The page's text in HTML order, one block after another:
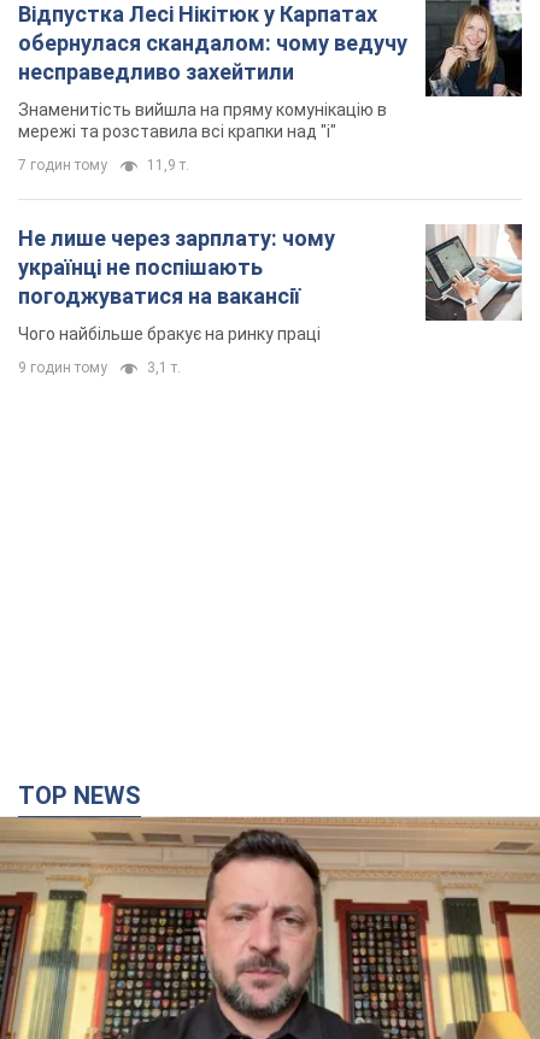
Відпустка Лесі Нікітюк у Карпатах
обернулася скандалом: чому ведучу
несправедливо захейтили
Знаменитість вийшла на пряму комунікацію в
мережі та розставила всі крапки над "і"
7 годин тому 11,9 т.
Не лише через зарплату: чому
українці не поспішають
погоджуватися на вакансії
Чого найбільше бракує на ринку праці
9 годин тому 3,1 т.
TOP NEWS